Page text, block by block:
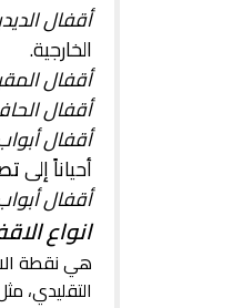
أقفال
الخارجية.
أقفال
أقفال
أقفال
أحياناً إلى
أقفال
انواع
هي نقطة
التقليدي،